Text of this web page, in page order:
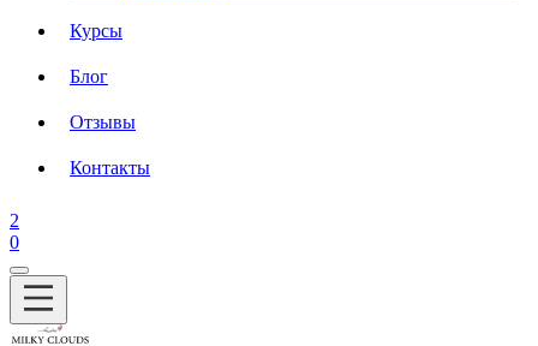
Курсы
Блог
Отзывы
Контакты
2
0